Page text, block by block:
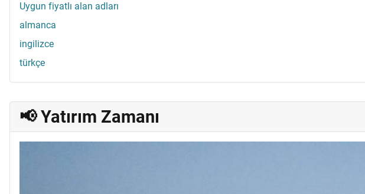
📢 Yatırım Zamanı
Uygun fiyatlı alan adları
almanca
ingilizce
türkçe